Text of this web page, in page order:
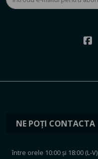
NE POȚI CONTACTA
între orele 10:00 și 18:00 (L-V)